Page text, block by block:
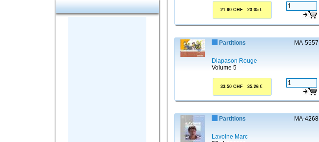
21.90 CHF 23.05 €
Partitions MA-5557
Diapason Rouge
Volume 5
33.50 CHF 35.26 €
Partitions MA-4268
Lavoine Marc